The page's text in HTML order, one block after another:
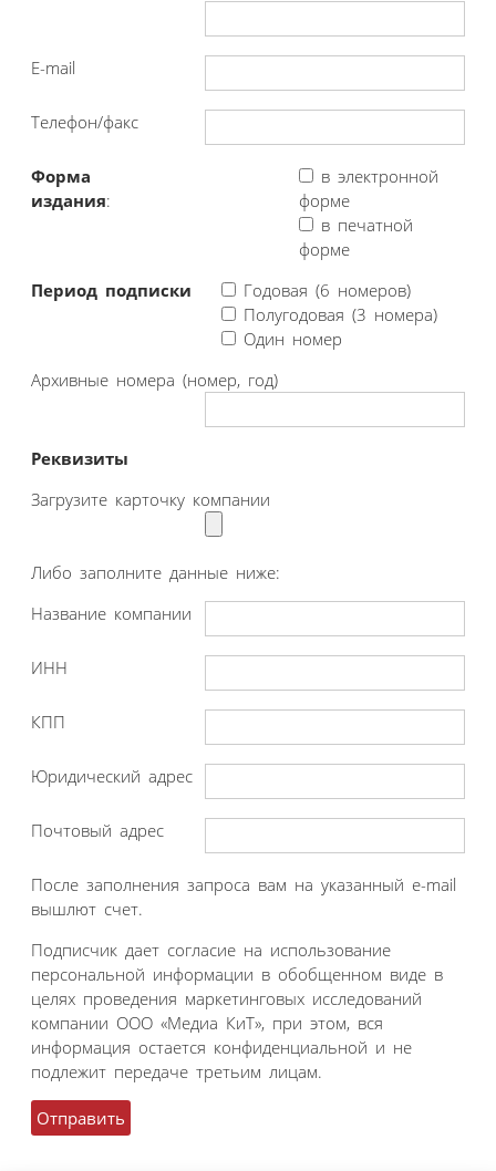
E-mail
Телефон/факс
Форма
издания:
в электронной
форме
в печатной
форме
Период подписки
Годовая (6 номеров)
Полугодовая (3 номера)
Один номер
Архивные номера (номер, год)
Реквизиты
Загрузите карточку компании
Либо заполните данные ниже:
Название компании
ИНН
КПП
Юридический адрес
Почтовый адрес
После заполнения запроса вам на указанный e-mail
вышлют счет.
Подписчик дает согласие на использование
персональной информации в обобщенном виде в
целях проведения маркетинговых исследований
компании ООО «Медиа КиТ», при этом, вся
информация остается конфиденциальной и не
подлежит передаче третьим лицам.